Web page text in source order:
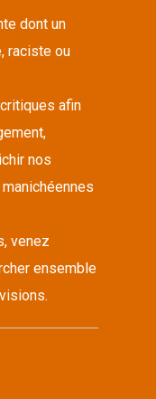
dont un
raciste ou
afin
nos
venez
ensemble